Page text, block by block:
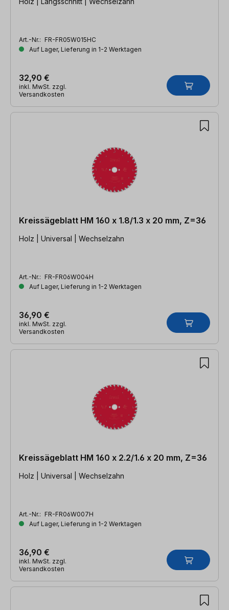
Art.-Nr.: FR-FR05W015HC
Auf Lager, Lieferung in 1-2 Werktagen
32,90 €
inkl. MwSt. zzgl.
Versandkosten
Kreissägeblatt HM 160 x 1.8/1.3 x 20 mm, Z=36
Holz | Universal | Wechselzahn
Art.-Nr.: FR-FR06W004H
Auf Lager, Lieferung in 1-2 Werktagen
36,90 €
inkl. MwSt. zzgl.
Versandkosten
Kreissägeblatt HM 160 x 2.2/1.6 x 20 mm, Z=36
Holz | Universal | Wechselzahn
Art.-Nr.: FR-FR06W007H
Auf Lager, Lieferung in 1-2 Werktagen
36,90 €
inkl. MwSt. zzgl.
Versandkosten